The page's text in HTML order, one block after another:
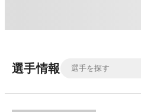
選手情報